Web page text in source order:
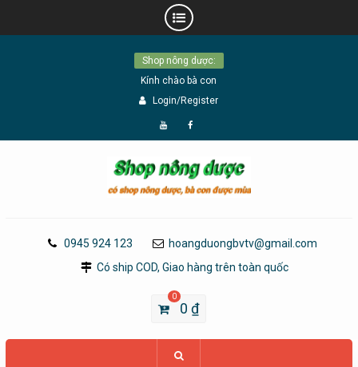
Shop nông dược:
Kính chào bà con
Login/Register
Đăng
YouTube
Page
0945 924 123
hoangduongbvtv@gmail.com
Có ship COD, Giao hàng trên toàn quốc
0
0₫